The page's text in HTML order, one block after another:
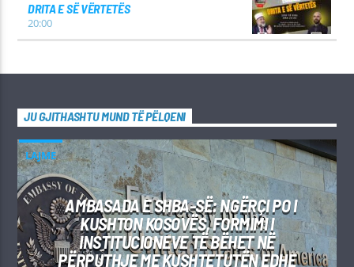
DRITA E SË VËRTETËS
20:00
JU GJITHASHTU MUND TË PËLQENI
LAJME
AMBASADA E SHBA-SË: NGËRÇI PO I
KUSHTON KOSOVËS, FORMIMI I
INSTITUCIONEVE TË BËHET NË
PËRPUTHJE ME KUSHTETUTËN EDHE